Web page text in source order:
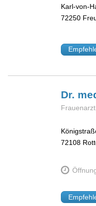
Karl-von-
72250
Dr.
72108